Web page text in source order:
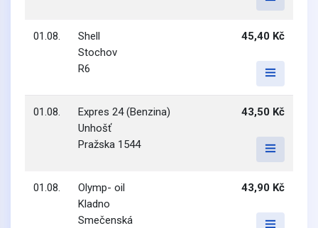
01.08.
Shell
Stochov
R6
45,40 Kč
01.08.
Expres 24 (Benzina)
Unhošť
Pražska 1544
43,50 Kč
01.08.
Olymp- oil
Kladno
Smečenská
43,90 Kč